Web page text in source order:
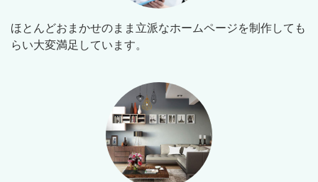
ほとんどおまかせのまま立派なホームページを制作しても
らい大変満足しています。